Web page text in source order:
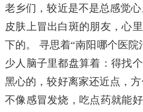
老乡们，较近是不是总感觉
皮肤上冒出白斑的朋友，心
下的。 寻思着“南阳哪个医
少人脑子里都盘算着：得找
黑心的，较好离家还近点，
不像感冒发烧，吃点药就能